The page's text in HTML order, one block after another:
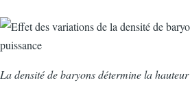
La densité de baryons détermine la hauteur